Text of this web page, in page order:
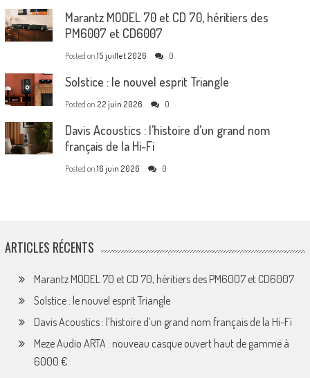
Marantz MODEL 70 et CD 70, héritiers des
PM6007 et CD6007
Posted on 15 juillet 2026 0
Solstice : le nouvel esprit Triangle
Posted on 22 juin 2026 0
Davis Acoustics : l’histoire d’un grand nom
français de la Hi-Fi
Posted on 16 juin 2026 0
ARTICLES RÉCENTS
Marantz MODEL 70 et CD 70, héritiers des PM6007 et CD6007
Solstice : le nouvel esprit Triangle
Davis Acoustics : l’histoire d’un grand nom français de la Hi-Fi
Meze Audio ARTA : nouveau casque ouvert haut de gamme à
6000 €